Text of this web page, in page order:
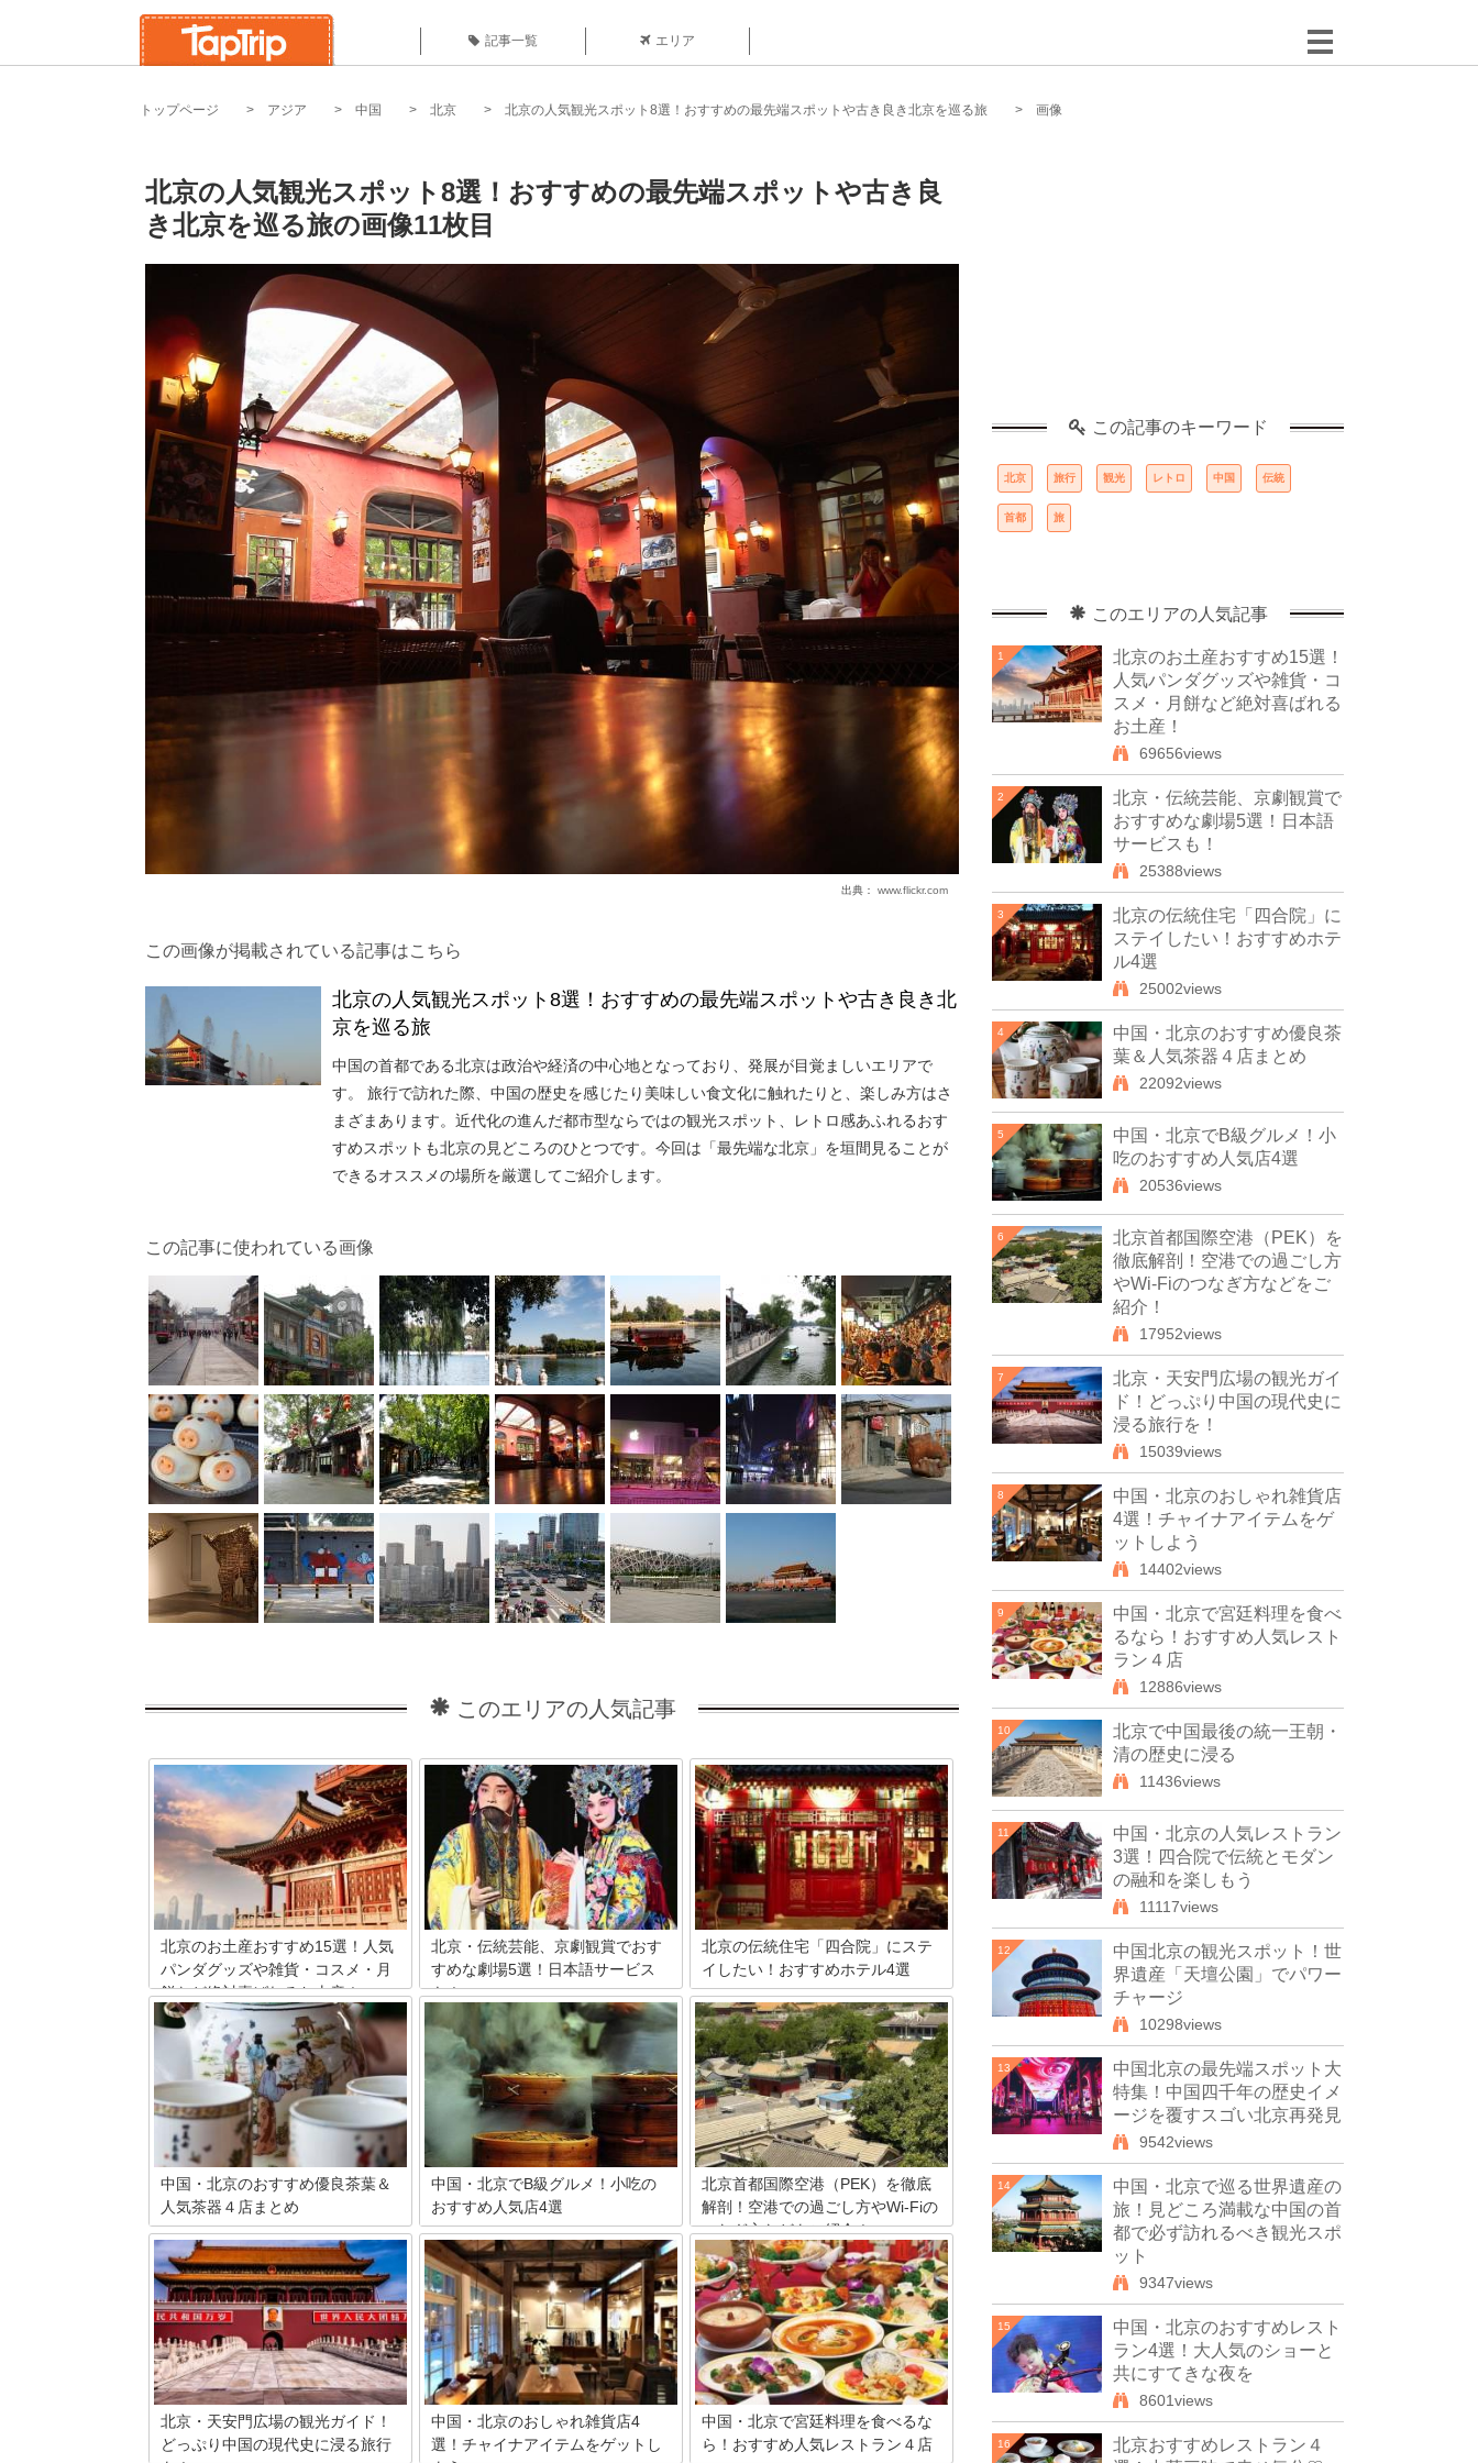
記事一覧 エリア
トップページ アジア 中国 北京 北京の人気観光スポット8選！おすすめの最先端スポットや古き良き北京を巡る旅 画像
北京の人気観光スポット8選！おすすめの最先端スポットや古き良
き北京を巡る旅の画像11枚目
出典： www.flickr.com
この画像が掲載されている記事はこちら
北京の人気観光スポット8選！おすすめの最先端スポットや古き良き北
京を巡る旅
中国の首都である北京は政治や経済の中心地となっており、発展が目覚ましいエリアで
す。 旅行で訪れた際、中国の歴史を感じたり美味しい食文化に触れたりと、楽しみ方はさ
まざまあります。近代化の進んだ都市型ならではの観光スポット、レトロ感あふれるおす
すめスポットも北京の見どころのひとつです。今回は「最先端な北京」を垣間見ることが
できるオススメの場所を厳選してご紹介します。
この記事に使われている画像
このエリアの人気記事
北京のお土産おすすめ15選！人気
パンダグッズや雑貨・コスメ・月
餅など絶対喜ばれるお土産！
北京で手に入れたいお土産を15品厳選し
てご紹介します。ご当地ならではのパン
ダグッズや、おしゃれな雑貨、コスメな
ど、お気に入りが見つかること間違いな
し！？スーパーで買えるバラマキ土産や
老舗月餅店の最新情報も♪知りたい情報
が、きっとある！
北京・伝統芸能、京劇観賞でおす
すめな劇場5選！日本語サービス
も！
4000年以上の歴史がある中国。そんな歴
史の長い中国には、伝統芸能が今でも残
っています。その中でも、中国の人気芸
能といえば京劇ではないでしょうか？今
回は、中国の京劇について少し紹介しま
しょう。
北京の伝統住宅「四合院」にステ
イしたい！おすすめホテル4選
北京にある伝統的な住宅「四合院」に宿
泊したいと思いませんか？今回ご紹介す
るアマンサマーパレスをはじめとする四
合院建築様式のホテルでは、北京ステイ
ならではの滞在を楽しむことが出来ま
す。Wifiが使える場所などもありますの
で、希望条件で滞在先を選ぶ際の参考に
してくださいね。
中国・北京のおすすめ優良茶葉＆
人気茶器４店まとめ
北京市内には茶葉や茶器、お茶関連商品
を取り扱う店が多数あります。中国人の
食生活に欠かせない中国茶。また、観光
客のお土産としても非常に人気の高いア
イテムでもあります。数多くの取扱店か
ら今回は厳選して注目の人気店４つをご
紹介します。
中国・北京でB級グルメ！小吃の
おすすめ人気店4選
中国の首都・北京は七時代の都として栄
え、海外や中国各地からたくさんの観光
客が訪れます。故宮や頤和園など市内に
残る名所旧跡、北京胡同を巡り、歴史と
古い都独特の雰囲気が味わえる魅力ある
都市です。観光スポット満載の北京で歩
き疲れた後は、美味しい料理とお酒が待
っています。小吃と呼ばれる北京伝統の
軽食は想定外の美味さ！グルメの舌をう
ならせますよ。今回は小吃で人気の店を
紹介しましょう。
北京首都国際空港（PEK）を徹底
解剖！空港での過ごし方やWi-Fiの
つなぎ方などをご紹介！
北京首都国際空港を紹介します。アジア
トップクラスの規模をもつ巨大空港に
て、トランジットなどさまざまな過ごし
方や便利な施設を紹介。グルメショッピ
ングをはじめ、観光に便利な空港アクセ
スやラウンジ情報、Wifiのつなぎ方や近
くのホテルまで、北京首都国際空港を徹
底解説します。
北京・天安門広場の観光ガイド！
どっぷり中国の現代史に浸る旅行
中国・北京のおしゃれ雑貨店4
選！チャイナアイテムをゲットし
中国・北京で宮廷料理を食べるな
ら！おすすめ人気レストラン４店
この記事のキーワード
北京 旅行 観光 レトロ 中国 伝統
首都 旅
このエリアの人気記事
1
北京のお土産おすすめ15選！
人気パンダグッズや雑貨・コ
スメ・月餅など絶対喜ばれる
お土産！
69656views
2
北京・伝統芸能、京劇観賞で
おすすめな劇場5選！日本語
サービスも！
25388views
3
北京の伝統住宅「四合院」に
ステイしたい！おすすめホテ
ル4選
25002views
4
中国・北京のおすすめ優良茶
葉＆人気茶器４店まとめ
22092views
5
中国・北京でB級グルメ！小
吃のおすすめ人気店4選
20536views
6
北京首都国際空港（PEK）を
徹底解剖！空港での過ごし方
やWi-Fiのつなぎ方などをご
紹介！
17952views
7
北京・天安門広場の観光ガイ
ド！どっぷり中国の現代史に
浸る旅行を！
15039views
8
中国・北京のおしゃれ雑貨店
4選！チャイナアイテムをゲ
ットしよう
14402views
9
中国・北京で宮廷料理を食べ
るなら！おすすめ人気レスト
ラン４店
12886views
10
北京で中国最後の統一王朝・
清の歴史に浸る
11436views
11
中国・北京の人気レストラン
3選！四合院で伝統とモダン
の融和を楽しもう
11117views
12
中国北京の観光スポット！世
界遺産「天壇公園」でパワー
チャージ
10298views
13
中国北京の最先端スポット大
特集！中国四千年の歴史イメ
ージを覆すスゴい北京再発見
9542views
14
中国・北京で巡る世界遺産の
旅！見どころ満載な中国の首
都で必ず訪れるべき観光スポ
ット
9347views
15
中国・北京のおすすめレスト
ラン4選！大人気のショーと
共にすてきな夜を
8601views
16
北京おすすめレストラン４